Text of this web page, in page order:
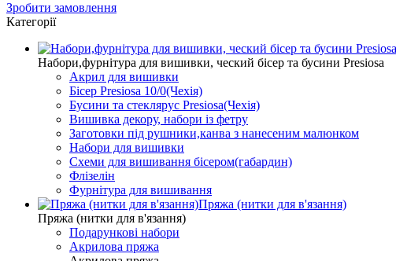
Зробити замовлення
Категорії
Набори,фурнітура для вишивки, ческий бісер та бусини Presiosa
Акрил для вишивки
Бісер Presiosa 10/0(Чехія)
Бусини та стеклярус Presiosa(Чехія)
Вишивка декору, набори із фетру
Заготовки під рушники,канва з нанесеним малюнком
Набори для вишивки
Схеми для вишивання бісером(габардин)
Флізелін
Фурнітура для вишивання
Пряжа (нитки для в'язання)
Пряжа (нитки для в'язання)
Подарункові набори
Акрилова пряжа